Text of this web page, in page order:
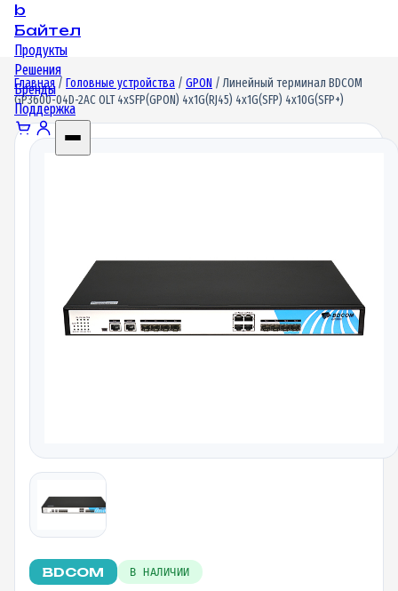
b
Байтел
Продукты
Решения
Бренды
Поддержка
Главная/ Головные устройства / GPON / Линейный терминал BDCOM
GP3600-04D-2AC OLT 4xSFP(GPON) 4x1G(RJ45) 4x1G(SFP) 4x10G(SFP+)
BDCOM В НАЛИЧИИ